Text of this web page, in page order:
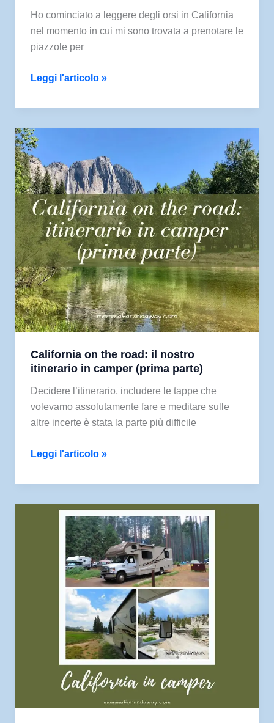
Ho cominciato a leggere degli orsi in California
nel momento in cui mi sono trovata a prenotare le
piazzole per
Gli
nei
in
California
Leggi l'articolo »
California on the road: il nostro
itinerario in camper (prima parte)
Decidere l’itinerario, includere le tappe che
volevamo assolutamente fare e meditare sulle
altre incerte è stata la parte più difficile
California
the
itinerario
Leggi l'articolo »